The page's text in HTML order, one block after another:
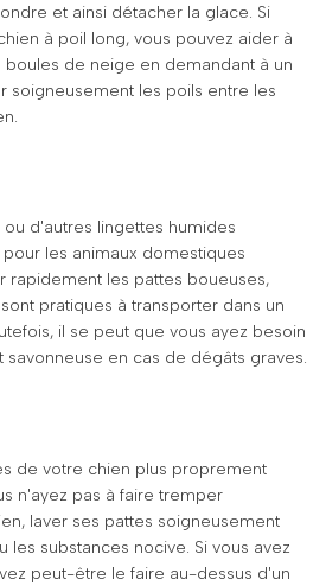
et ainsi détacher la glace. Si
à poil long, vous pouvez aider à
de neige en demandant à un
soigneusement les poils entre les
d'autres lingettes humides
les animaux domestiques
rapidement les pattes boueuses,
pratiques à transporter dans un
il se peut que vous ayez besoin
en cas de dégâts graves.
de votre chien plus proprement
n'ayez pas à faire tremper
laver ses pattes soigneusement
les substances nocive. Si vous avez
peut-être le faire au-dessus d'un